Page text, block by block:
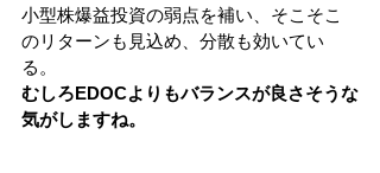
小型株爆益投資の弱点を補い、そこそこ
のリターンも見込め、分散も効いてい
る。
むしろEDOCよりもバランスが良さそうな
気がしますね。